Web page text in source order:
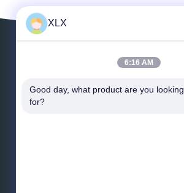
XLX
6:16 AM
Good day, what product are you looking
for?